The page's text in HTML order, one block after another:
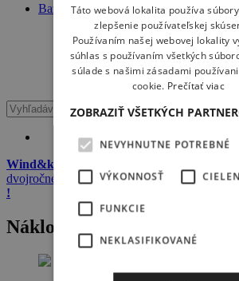
Bazár
Windsurf
Kiteboard
Wake
Surfing
Wind&kite okuliare + 20 L dry bag Meatfly
dvojročnému predplatnému Windsurfer &
!
Náklo
Táto webová lokalita používa
zlepšenie používateľskej
Používaním našej webovej lokality
súhlas s používaním všetkých
súlade s našimi zásadami
cookie. Prečítať viac
ZOBRAZIŤ VŠETKÝCH
NEVYHNUTNE POTREBNÉ
VÝKONNOSŤ
FUNKCIE
NEKLASIFIKOVANÉ